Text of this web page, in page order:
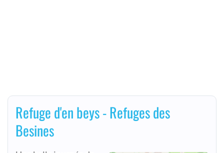
Refuge d'en beys - Refuges des
Besines